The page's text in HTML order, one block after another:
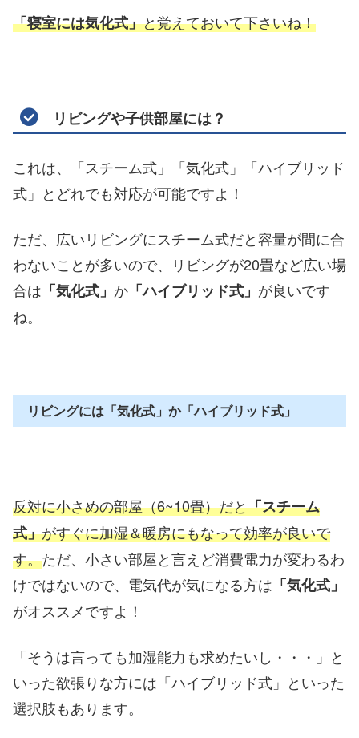
「寝室には気化式」と覚えておいて下さいね！
リビングや子供部屋には？
これは、「スチーム式」「気化式」「ハイブリッド
式」とどれでも対応が可能ですよ！
ただ、広いリビングにスチーム式だと容量が間に合
わないことが多いので、リビングが20畳など広い場
合は 「気化式」 か 「ハイブリッド式」 が良いです
ね。
リビングには「気化式」か「ハイブリッド式」
反対に小さめの部屋（6~10畳）だと「スチーム
式」がすぐに加湿＆暖房にもなって効率が良いで
す。ただ、小さい部屋と言えど消費電力が変わるわ
けではないので、電気代が気になる方は 「気化式」
がオススメですよ！
「そうは言っても加湿能力も求めたいし・・・」と
いった欲張りな方には「ハイブリッド式」といった
選択肢もあります。